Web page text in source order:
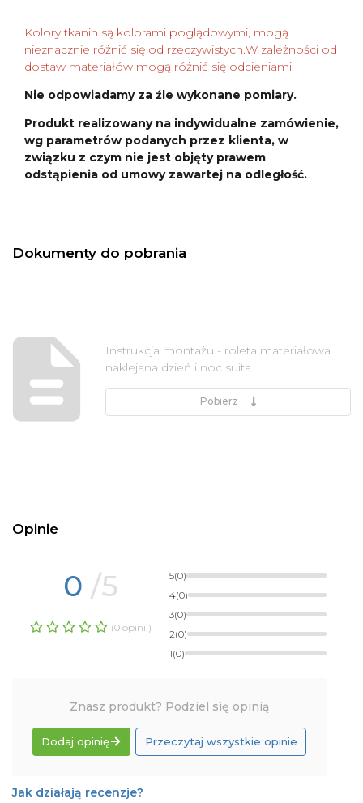
Kolory tkanin są kolorami poglądowymi, mogą
nieznacznie różnić się od rzeczywistych.W zależności od
dostaw materiałów mogą różnić się odcieniami.
Nie odpowiadamy za źle wykonane pomiary.
Produkt realizowany na indywidualne zamówienie,
wg parametrów podanych przez klienta, w
związku z czym nie jest objęty prawem
odstąpienia od umowy zawartej na odległość.
Dokumenty do pobrania
Instrukcja montażu - roleta materiałowa
naklejana dzień i noc suita
Pobierz
Opinie
0 /5
(0 opinii)
5(0)
4(0)
3(0)
2(0)
1(0)
Znasz produkt? Podziel się opinią
Dodaj opinię Przeczytaj wszystkie opinie
Jak działają recenzje?